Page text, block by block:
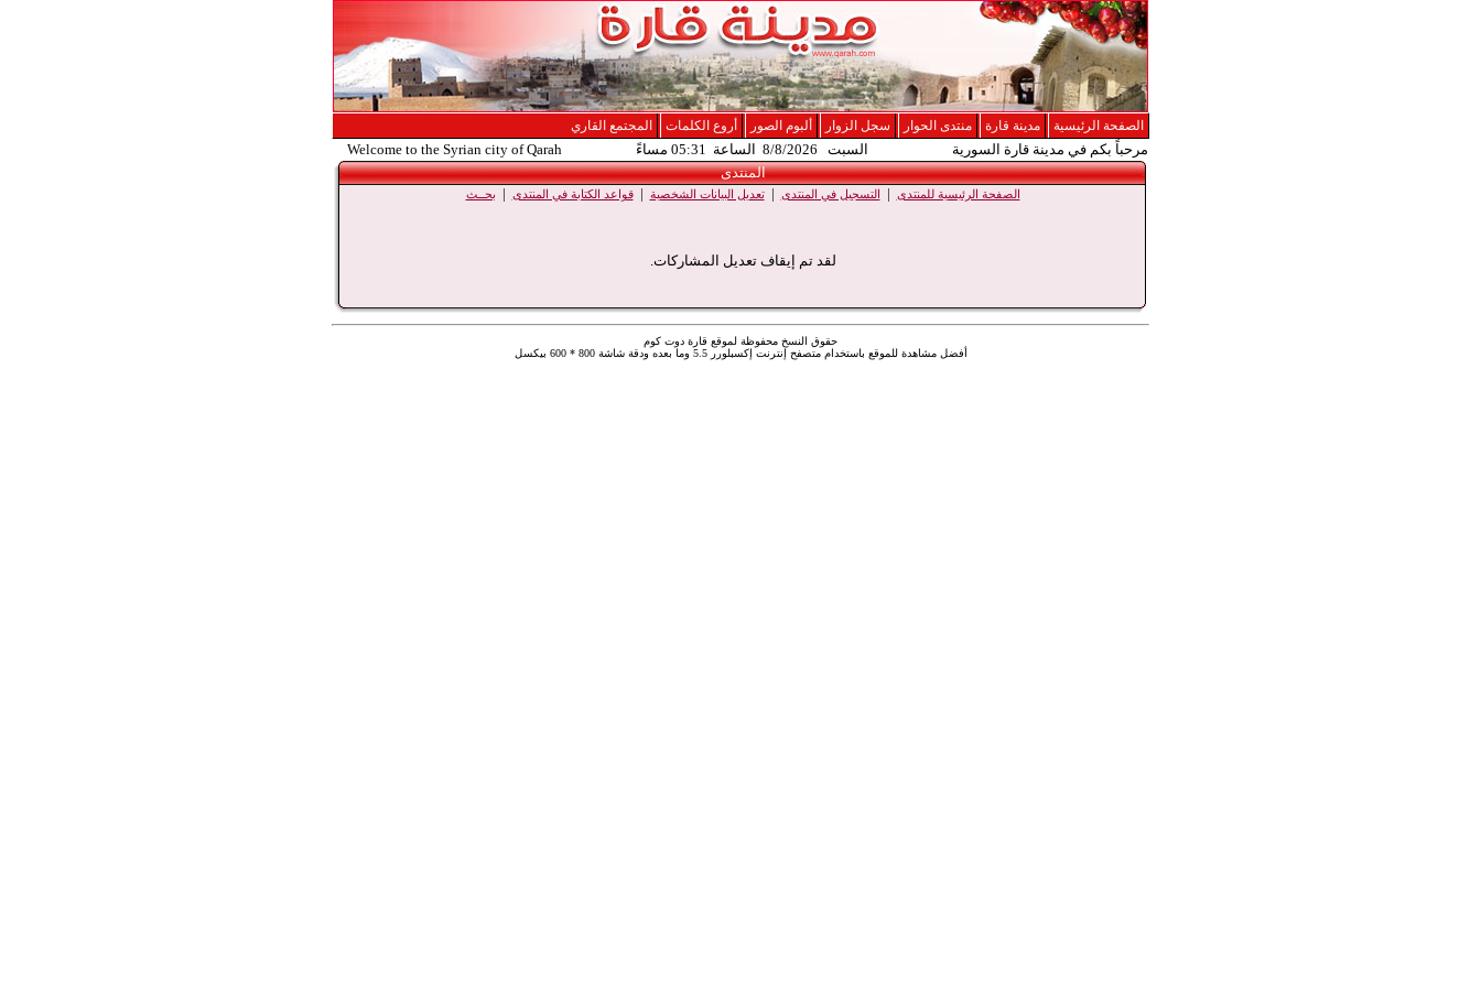
الصفحة الرئيسية مدينة قارة منتدى الحوار سجل الزوار ألبوم الصور أروع الكلمات المجتمع القاري
مرحباً بكم في مدينة قارة السورية السبت 8/8/2026 الساعة 05:31 مساءً
Welcome to the Syrian city of Qarah
المنتدى
الصفحة الرئيسية للمنتدى | التسجيل في المنتدى |تعديل البيانات الشخصية |قواعد الكتابة في المنتدى | بحــث
لقد تم إيقاف تعديل المشاركات.
حقوق النسخ محفوظة لموقع قارة دوت كوم
أفضل مشاهدة للموقع باستخدام متصفح إنترنت إكسبلورر 5.5 وما بعده ودقة شاشة 800 * 600 بيكسل